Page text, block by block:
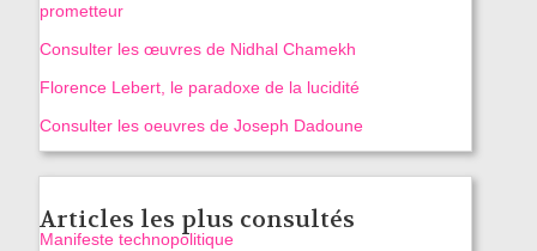
prometteur
Consulter les œuvres de Nidhal Chamekh
Florence Lebert, le paradoxe de la lucidité
Consulter les oeuvres de Joseph Dadoune
Articles les plus consultés
Manifeste technopolitique